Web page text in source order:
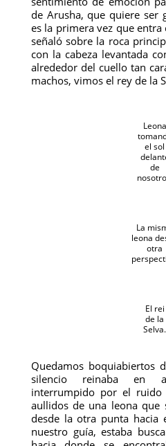
de Arusha, que quiere ser
es la primera vez que entra
señaló sobre la roca
con la cabeza levantada
alrededor del cuello tan
machos, vimos el rey de la
Leona
el sol
de
La
leona
otra
El rei
de la
Selva.
Quedamos boquiabiertos
silencio reinaba en
interrumpido por el
aullidos de una leona que
desde la otra punta hacia
nuestro guía, estaba